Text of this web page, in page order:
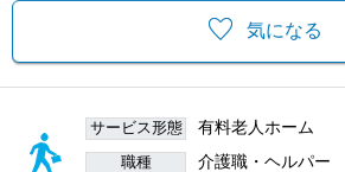
気になる
サービス形態 有料老人ホーム
職種 介護職・ヘルパー